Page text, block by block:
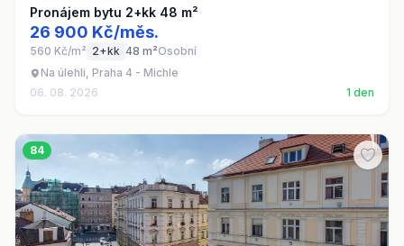
Pronájem bytu 2+kk 48 m²
26 900 Kč/měs.
560 Kč/m² 2+kk 48 m²Osobní
Na úlehli, Praha 4 - Michle
06. 08. 2026
1 den
84